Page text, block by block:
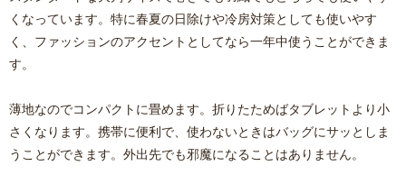
くなっています。特に春夏の日除けや冷房対策としても使いやす
く、ファッションのアクセントとしてなら一年中使うことができま
す。
薄地なのでコンパクトに畳めます。折りたためばタブレットより小
さくなります。携帯に便利で、使わないときはバッグにサッとしま
うことができます。外出先でも邪魔になることはありません。